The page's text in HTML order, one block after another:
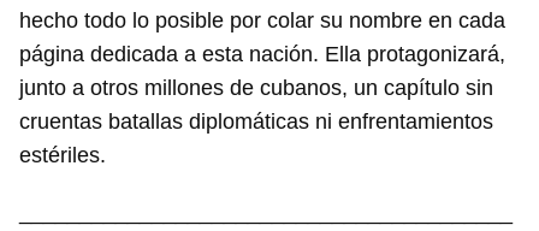
hecho todo lo posible por colar su nombre en cada
página dedicada a esta nación. Ella protagonizará,
junto a otros millones de cubanos, un capítulo sin
cruentas batallas diplomáticas ni enfrentamientos
estériles.